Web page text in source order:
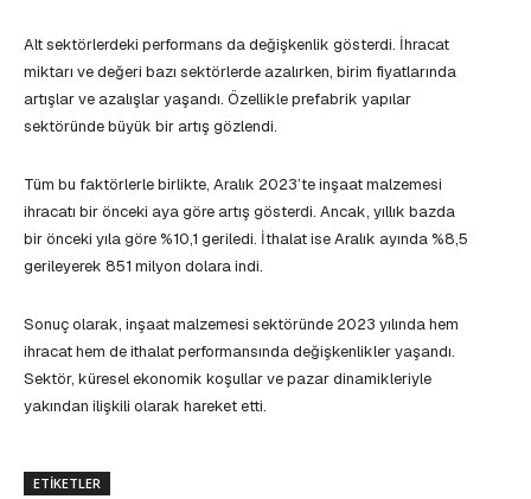
Alt sektörlerdeki performans da değişkenlik gösterdi. İhracat
miktarı ve değeri bazı sektörlerde azalırken, birim fiyatlarında
artışlar ve azalışlar yaşandı. Özellikle prefabrik yapılar
sektöründe büyük bir artış gözlendi.
Tüm bu faktörlerle birlikte, Aralık 2023’te inşaat malzemesi
ihracatı bir önceki aya göre artış gösterdi. Ancak, yıllık bazda
bir önceki yıla göre %10,1 geriledi. İthalat ise Aralık ayında %8,5
gerileyerek 851 milyon dolara indi.
Sonuç olarak, inşaat malzemesi sektöründe 2023 yılında hem
ihracat hem de ithalat performansında değişkenlikler yaşandı.
Sektör, küresel ekonomik koşullar ve pazar dinamikleriyle
yakından ilişkili olarak hareket etti.
ETIKETLER